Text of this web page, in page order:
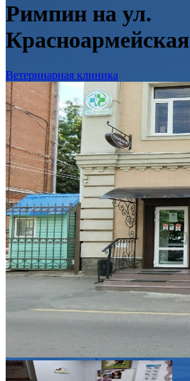
Римпин на ул.
Красноармейская
Ветеринарная клиника